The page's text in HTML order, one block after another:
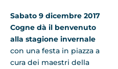
Sabato 9 dicembre 2017
Cogne dà il benvenuto
alla stagione invernale
con una festa in piazza a
cura dei maestri della